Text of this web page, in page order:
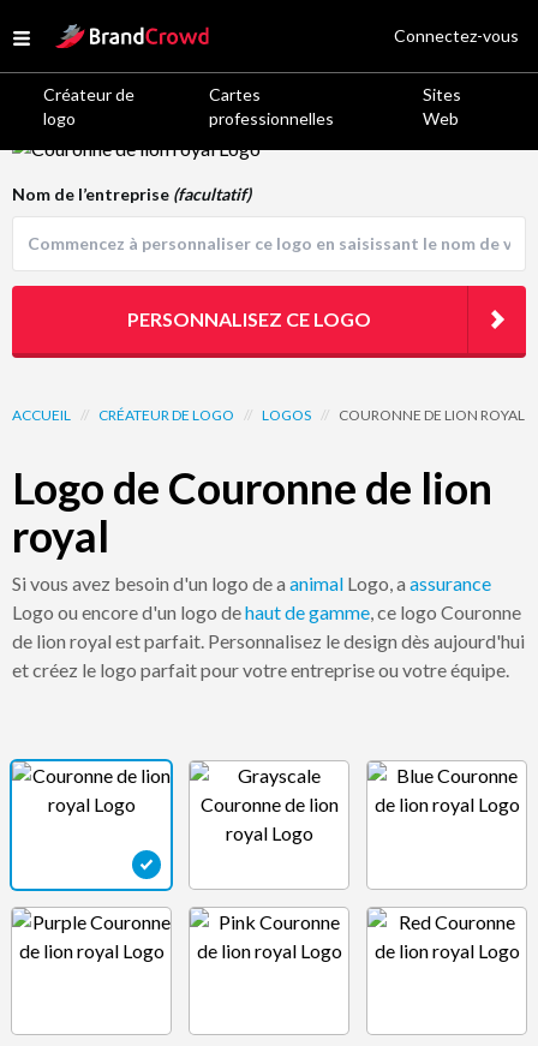
Open menu
Site Logo
Créateur de
logo
Cartes
professionnelles
Sites
Web
Connectez-vous
Logo Template Preview
ACCUEIL // CRÉATEUR DE LOGO // LOGOS // COURONNE DE LION ROYAL
Logo de Couronne de lion
royal
Si vous avez besoin d'un logo de a animal Logo, a assurance
Logo ou encore d'un logo dehaut de gamme, ce logo Couronne
de lion royal est parfait. Personnalisez le design dès aujourd'hui
et créez le logo parfait pour votre entreprise ou votre équipe.
Nom de l’entreprise (facultatif)
PERSONNALISEZ CE LOGO